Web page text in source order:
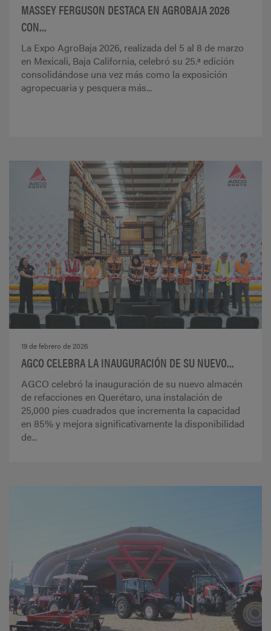
MASSEY FERGUSON DESTACA EN AGROBAJA 2026
CON...
La Expo AgroBaja 2026, realizada del 5 al 8 de marzo
en Mexicali, Baja California, celebró su 25.ª edición
consolidándose una vez más como la exposición
agropecuaria y pesquera más...
19 de febrero de 2026
AGCO CELEBRA LA INAUGURACIÓN DE SU NUEVO...
AGCO celebró la inauguración de su nuevo almacén
de refacciones en Querétaro, una instalación de
25,000 pies cuadrados que incrementa la capacidad
en 85% y mejora significativamente la disponibilidad
de...